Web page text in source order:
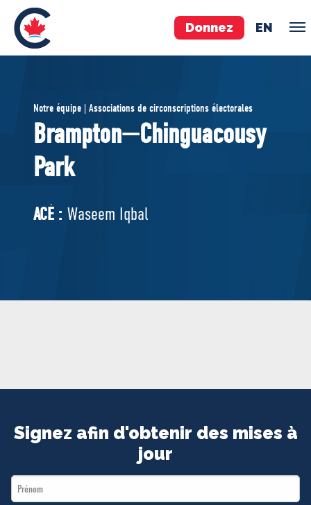
Donnez EN
ÉQUIPE
Pierre Poilievre
Vos députés conservateurs
Cabinet fantôme
ACÉ
BOUTIQUE
Notre équipe | Associations de circonscriptions électorales
Brampton—Chinguacousy
Park
ACÉ : Waseem Iqbal
Signez afin d'obtenir des mises à
jour
First